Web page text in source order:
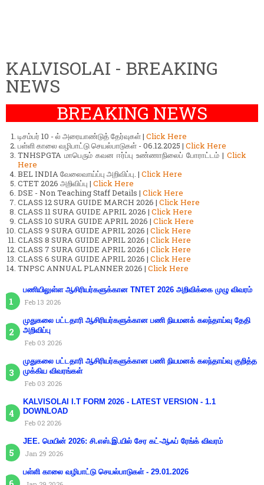
KALVISOLAI - BREAKING
NEWS
BREAKING NEWS
டிசம்பர் 10 - ல் அரையாண்டுத் தேர்வுகள் | Click Here
பள்ளி காலை வழிபாட்டு செயல்பாடுகள் - 06.12.2025 | Click Here
TNHSPGTA மாபெரும் கவன ஈர்ப்பு உண்ணாநிலைப் போராட்டம் | Click
Here
BEL INDIA வேலைவாய்ப்பு அறிவிப்பு. | Click Here
CTET 2026 அறிவிப்பு | Click Here
DSE - Non Teaching Staff Details | Click Here
CLASS 12 SURA GUIDE MARCH 2026 | Click Here
CLASS 11 SURA GUIDE APRIL 2026 | Click Here
CLASS 10 SURA GUIDE APRIL 2026 | Click Here
CLASS 9 SURA GUIDE APRIL 2026 | Click Here
CLASS 8 SURA GUIDE APRIL 2026 | Click Here
CLASS 7 SURA GUIDE APRIL 2026 | Click Here
CLASS 6 SURA GUIDE APRIL 2026 | Click Here
TNPSC ANNUAL PLANNER 2026 | Click Here
பணியிலுள்ள ஆசிரியர்களுக்கான TNTET 2026 அறிவிக்கை முழு விவரம்
Feb 13 2026
முதுகலை பட்டதாரி ஆசிரியர்களுக்கான பணி நியமனக் கலந்தாய்வு தேதி
அறிவிப்பு
Feb 03 2026
முதுகலை பட்டதாரி ஆசிரியர்களுக்கான பணி நியமனக் கலந்தாய்வு குறித்த
முக்கிய விவரங்கள்
Feb 03 2026
KALVISOLAI I.T FORM 2026 - LATEST VERSION - 1.1
DOWNLOAD
Feb 02 2026
JEE. மெயின் 2026: சி.எஸ்.இ.யில் சேர கட்-ஆஃப் ரேங்க் விவரம்
Jan 29 2026
பள்ளி காலை வழிபாட்டு செயல்பாடுகள் - 29.01.2026